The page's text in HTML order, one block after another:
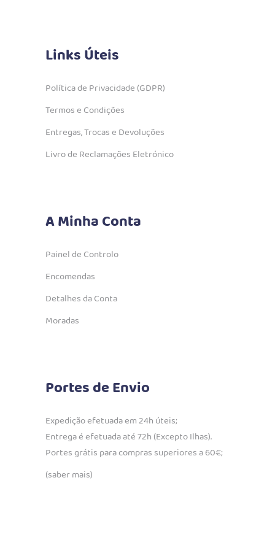
Links Úteis
Política de Privacidade (GDPR)
Termos e Condições
Entregas, Trocas e Devoluções
Livro de Reclamações Eletrónico
A Minha Conta
Painel de Controlo
Encomendas
Detalhes da Conta
Moradas
Portes de Envio
Expedição efetuada em 24h úteis;
Entrega é efetuada até 72h (Excepto Ilhas).
Portes grátis para compras superiores a 60€;
(saber mais)